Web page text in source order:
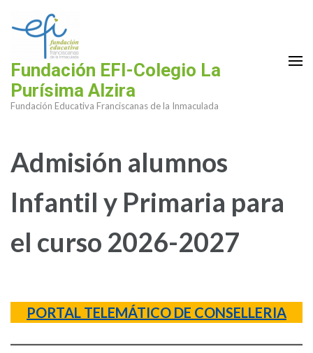
contenido
(presiona
tecla
Fundación EFI-Colegio La
Purísima Alzira
Fundación Educativa Franciscanas de la Inmaculada
Admisión alumnos
Infantil y Primaria para
el curso 2026-2027
PORTAL TELEMÁTICO DE CONSELLERIA